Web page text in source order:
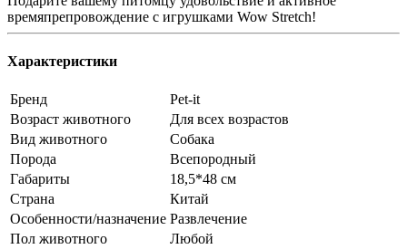
времяпрепровождение с игрушками Wow Stretch!
Характеристики
Бренд
Pet-it
Возраст животного
Для всех возрастов
Вид животного
Собака
Порода
Всепородный
Габариты
18,5*48 см
Страна
Китай
Особенности/назначение Развлечение
Пол животного
Любой